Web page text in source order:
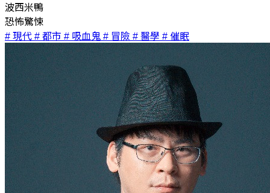
波西米鴨
恐怖驚悚
# 現代 # 都市 # 吸血鬼 # 冒險 # 醫學 # 催眠